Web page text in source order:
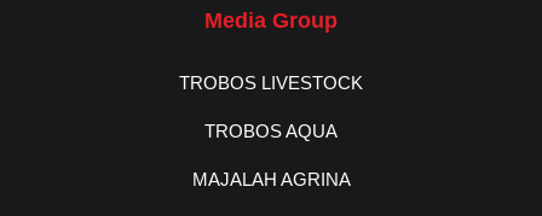
Media Group
TROBOS LIVESTOCK
TROBOS AQUA
MAJALAH AGRINA